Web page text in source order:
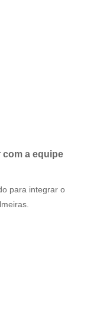
com a equipe
para integrar o